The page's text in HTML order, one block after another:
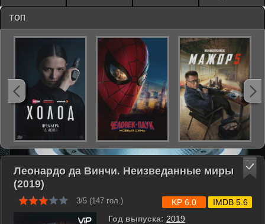
Леонардо да Винчи. Неизведанные миры
(2019)
3/5 (147 гол.)
Год выпуска: 2019
KP 6.0 IMDB 5.6
ТОП